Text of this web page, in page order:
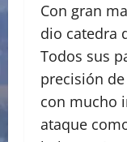
Con gran
dio catedra
Todos sus
precisión de
con mucho
ataque